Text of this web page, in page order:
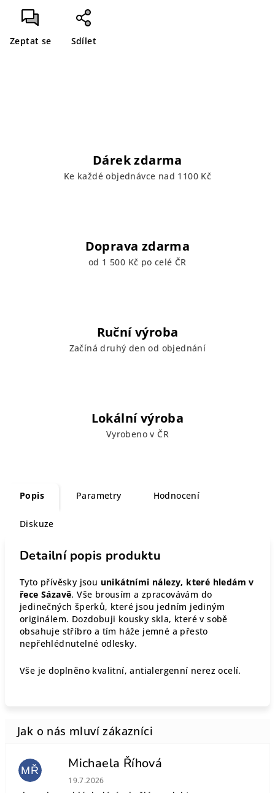
Zeptat se Sdílet
Dárek zdarma
Ke každé objednávce nad 1100 Kč
Doprava zdarma
od 1 500 Kč po celé ČR
Ruční výroba
Začíná druhý den od objednání
Lokální výroba
Vyrobeno v ČR
Popis Parametry Hodnocení
Diskuze
Detailní popis produktu
Tyto přívěsky jsou unikátními nálezy, které hledám v
řece Sázavě. Vše brousím a zpracovávám do
jedinečných šperků, které jsou jedním jediným
originálem. Dozdobuji kousky skla, které v sobě
obsahuje stříbro a tím háže jemné a přesto
nepřehlédnutelné odlesky.
Vše je doplněno kvalitní, antialergenní nerez ocelí.
MŘ Michaela Říhová
Hodnocení obchodu je 5 z 5 hvězdiček.
19.7.2026